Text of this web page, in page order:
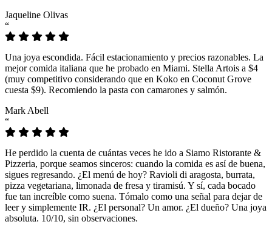
Jaqueline Olivas
“
Una joya escondida. Fácil estacionamiento y precios razonables. La
mejor comida italiana que he probado en Miami. Stella Artois a $4
(muy competitivo considerando que en Koko en Coconut Grove
cuesta $9). Recomiendo la pasta con camarones y salmón.
Mark Abell
“
He perdido la cuenta de cuántas veces he ido a Siamo Ristorante &
Pizzeria, porque seamos sinceros: cuando la comida es así de buena,
sigues regresando. ¿El menú de hoy? Ravioli di aragosta, burrata,
pizza vegetariana, limonada de fresa y tiramisú. Y sí, cada bocado
fue tan increíble como suena. Tómalo como una señal para dejar de
leer y simplemente IR. ¿El personal? Un amor. ¿El dueño? Una joya
absoluta. 10/10, sin observaciones.